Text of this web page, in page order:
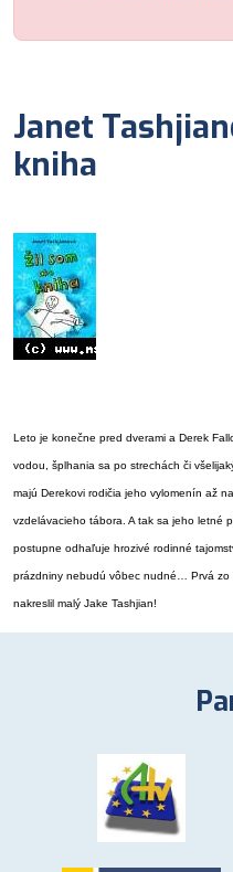
Janet
kniha
Leto je konečne pred dverami a Derek
vodou, šplhania sa po strechách či
majú Derekovi rodičia jeho vylomenín až
vzdelávacieho tábora. A tak sa jeho letné
postupne odhaľuje hrozivé rodinné
prázdniny nebudú vôbec nudné… Prvá zo
nakreslil malý Jake Tashjian!